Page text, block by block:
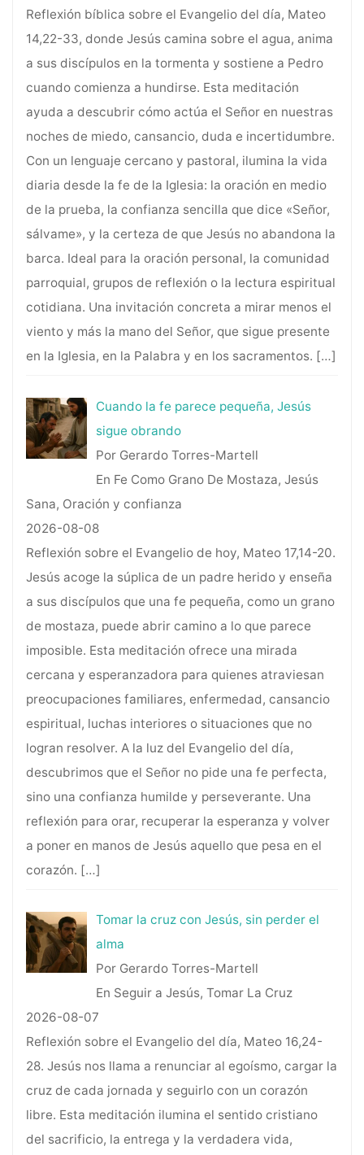
Reflexión bíblica sobre el Evangelio del día, Mateo
14,22-33, donde Jesús camina sobre el agua, anima
a sus discípulos en la tormenta y sostiene a Pedro
cuando comienza a hundirse. Esta meditación
ayuda a descubrir cómo actúa el Señor en nuestras
noches de miedo, cansancio, duda e incertidumbre.
Con un lenguaje cercano y pastoral, ilumina la vida
diaria desde la fe de la Iglesia: la oración en medio
de la prueba, la confianza sencilla que dice «Señor,
sálvame», y la certeza de que Jesús no abandona la
barca. Ideal para la oración personal, la comunidad
parroquial, grupos de reflexión o la lectura espiritual
cotidiana. Una invitación concreta a mirar menos el
viento y más la mano del Señor, que sigue presente
en la Iglesia, en la Palabra y en los sacramentos. […]
Cuando la fe parece pequeña, Jesús
sigue obrando
Por Gerardo Torres-Martell
En Fe Como Grano De Mostaza, Jesús
Sana, Oración y confianza
2026-08-08
Reflexión sobre el Evangelio de hoy, Mateo 17,14-20.
Jesús acoge la súplica de un padre herido y enseña
a sus discípulos que una fe pequeña, como un grano
de mostaza, puede abrir camino a lo que parece
imposible. Esta meditación ofrece una mirada
cercana y esperanzadora para quienes atraviesan
preocupaciones familiares, enfermedad, cansancio
espiritual, luchas interiores o situaciones que no
logran resolver. A la luz del Evangelio del día,
descubrimos que el Señor no pide una fe perfecta,
sino una confianza humilde y perseverante. Una
reflexión para orar, recuperar la esperanza y volver
a poner en manos de Jesús aquello que pesa en el
corazón. […]
Tomar la cruz con Jesús, sin perder el
alma
Por Gerardo Torres-Martell
En Seguir a Jesús, Tomar La Cruz
2026-08-07
Reflexión sobre el Evangelio del día, Mateo 16,24-
28. Jesús nos llama a renunciar al egoísmo, cargar la
cruz de cada jornada y seguirlo con un corazón
libre. Esta meditación ilumina el sentido cristiano
del sacrificio, la entrega y la verdadera vida,